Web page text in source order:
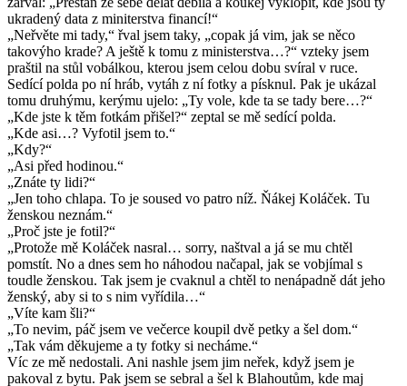
ukradený data z miniterstva financí!“
„Neřvěte mi tady,“ řval jsem taky, „copak já vim, jak se něco
takovýho krade? A ještě k tomu z ministerstva…?“ vzteky jsem
praštil na stůl vobálkou, kterou jsem celou dobu svíral v ruce.
Sedící polda po ní hráb, vytáh z ní fotky a písknul. Pak je ukázal
tomu druhýmu, kerýmu ujelo: „Ty vole, kde ta se tady bere…?“
„Kde jste k těm fotkám přišel?“ zeptal se mě sedící polda.
„Kde asi…? Vyfotil jsem to.“
„Kdy?“
„Asi před hodinou.“
„Znáte ty lidi?“
„Jen toho chlapa. To je soused vo patro níž. Ňákej Koláček. Tu
ženskou neznám.“
„Proč jste je fotil?“
„Protože mě Koláček nasral… sorry, naštval a já se mu chtěl
pomstít. No a dnes sem ho náhodou načapal, jak se vobjímal s
toudle ženskou. Tak jsem je cvaknul a chtěl to nenápadně dát jeho
ženský, aby si to s nim vyřídila…“
„Víte kam šli?“
„To nevim, páč jsem ve večerce koupil dvě petky a šel dom.“
„Tak vám děkujeme a ty fotky si necháme.“
Víc ze mě nedostali. Ani nashle jsem jim neřek, když jsem je
pakoval z bytu. Pak jsem se sebral a šel k Blahoutům, kde maj